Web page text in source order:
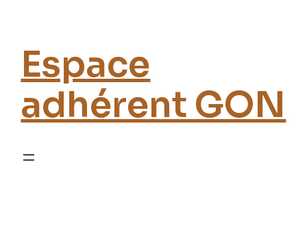
Espace
adhérent GON